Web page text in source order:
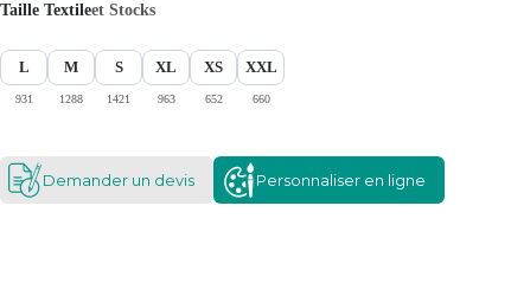
Taille Textileet Stocks
L
931
M
1288
S
1421
XL
963
XS
652
XXL
660
Demander un devis Personnaliser en ligne